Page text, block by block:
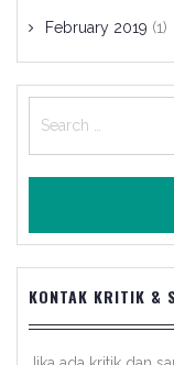
February 2019 (1)
for:
KONTAK KRITIK &